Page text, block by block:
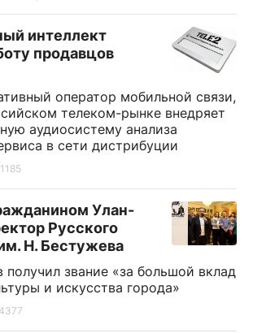
интеллект
продавцов
оператор мобильной связи,
телеком-рынке внедряет
аудиосистему анализа
в сети дистрибуции
1185
Улан-
Русского
Н. Бестужева
получил звание «за большой вклад
и искусства города»
4377